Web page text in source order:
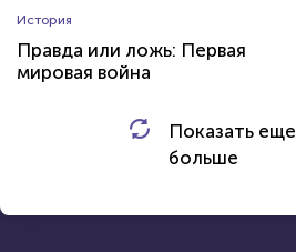
Тест о редких животных
Пройти тест
История
Правда или ложь: Первая
мировая война
HTML - код
Показать еще
больше